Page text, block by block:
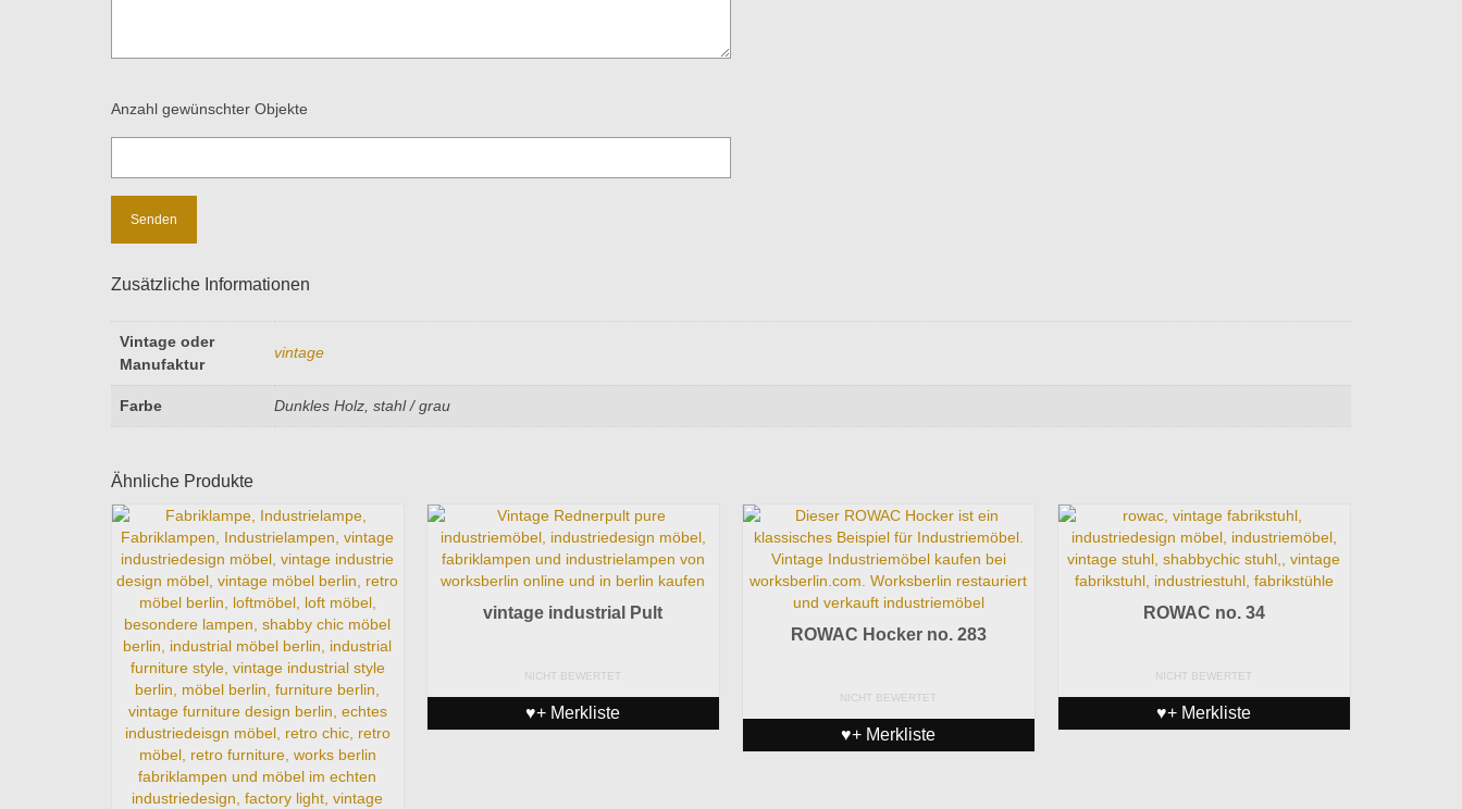
Anzahl gewünschter Objekte
Zusätzliche Informationen
Vintage oder
Manufaktur
vintage
Farbe Dunkles Holz, stahl / grau
Ähnliche Produkte
vintage industrial Pult
NICHT BEWERTET
♥+ Merkliste
ROWAC Hocker no. 283
NICHT BEWERTET
♥+ Merkliste
ROWAC no. 34
NICHT BEWERTET
♥+ Merkliste